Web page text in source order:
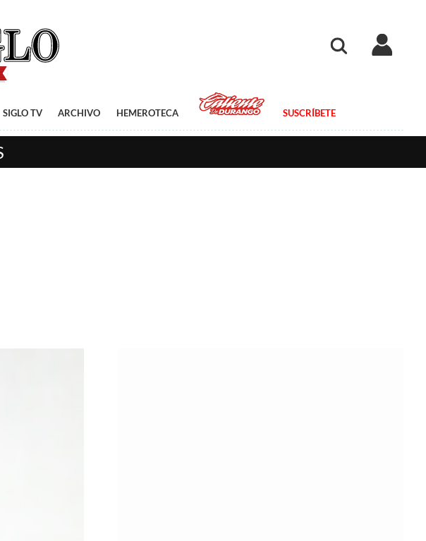
SIGLO TV ARCHIVO HEMEROTECA SUSCRÍBETE